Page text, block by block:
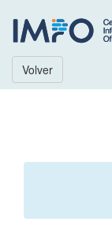
Volver